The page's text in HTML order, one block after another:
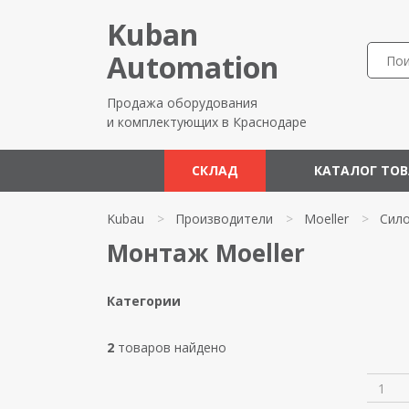
Kuban
Automation
Продажа оборудования
и комплектующих в Краснодаре
СКЛАД КАТАЛОГ
Kubau > Производители > Moeller >
Монтаж Moeller
Категории
2 товаров найдено
1